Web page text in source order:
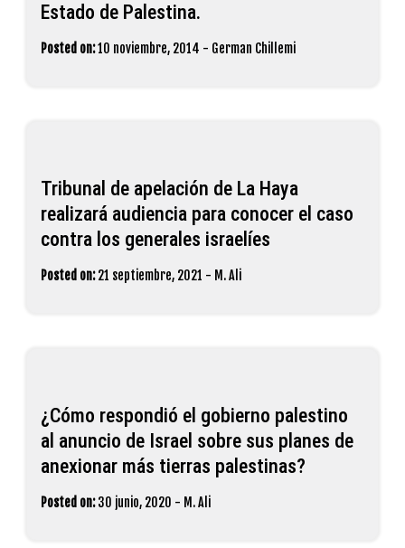
Estado de Palestina.
Posted on:10 noviembre, 2014 - German Chillemi
Tribunal de apelación de La Haya
realizará audiencia para conocer el caso
contra los generales israelíes
Posted on: 21 septiembre, 2021 - M. Ali
¿Cómo respondió el gobierno palestino
al anuncio de Israel sobre sus planes de
anexionar más tierras palestinas?
Posted on: 30 junio, 2020 - M. Ali